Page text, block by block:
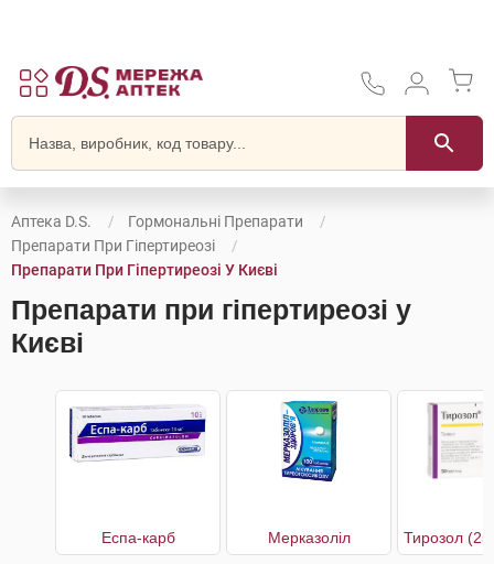
Аптека D.S.
Гормональні Препарати
Препарати При Гіпертиреозі
Препарати При Гіпертиреозі У Києві
Препарати при гіпертиреозі у
Києві
Еспа-карб Мерказоліл